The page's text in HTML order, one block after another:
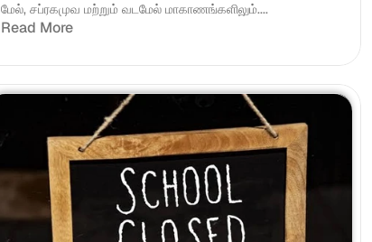
மேல், சப்ரகமுவ மற்றும் வடமேல் மாகாணங்களிலும்....
Read More